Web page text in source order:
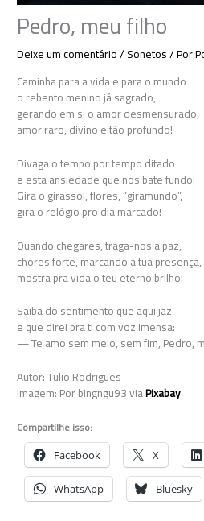
Pedro, meu filho
Deixe um comentário/Sonetos/ Por
Caminha para a vida e para o mundo
o rebento menino já sagrado,
gerando em si o amor desmensurado,
amor raro, divino e tão profundo!
Divaga o tempo por tempo ditado
e esta ansiedade que nos bate fundo!
Gira o girassol, flores, “giramundo”,
gira o relógio pro dia marcado!
Quando chegares, traga-nos a paz,
chores forte, marcando a tua presença,
mostra pra vida o teu eterno brilho!
Saiba do sentimento que aqui jaz
e que direi pra ti com voz imensa:
— Te amo sem meio, sem fim, Pedro,
Autor: Tulio Rodrigues
Imagem: Por bingngu93 viaPixabay
Compartilhe isso:
Facebook X
WhatsApp Bluesky